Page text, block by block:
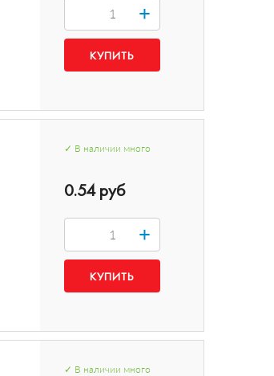
+
✓ В наличии много
0.54 руб
+
✓ В наличии много